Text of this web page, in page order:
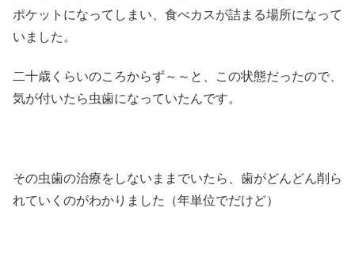
ポケットになってしまい、食べカスが詰まる場所になって
いました。
二十歳くらいのころからず～～と、この状態だったので、
気が付いたら虫歯になっていたんです。
その虫歯の治療をしないままでいたら、歯がどんどん削ら
れていくのがわかりました（年単位でだけど）